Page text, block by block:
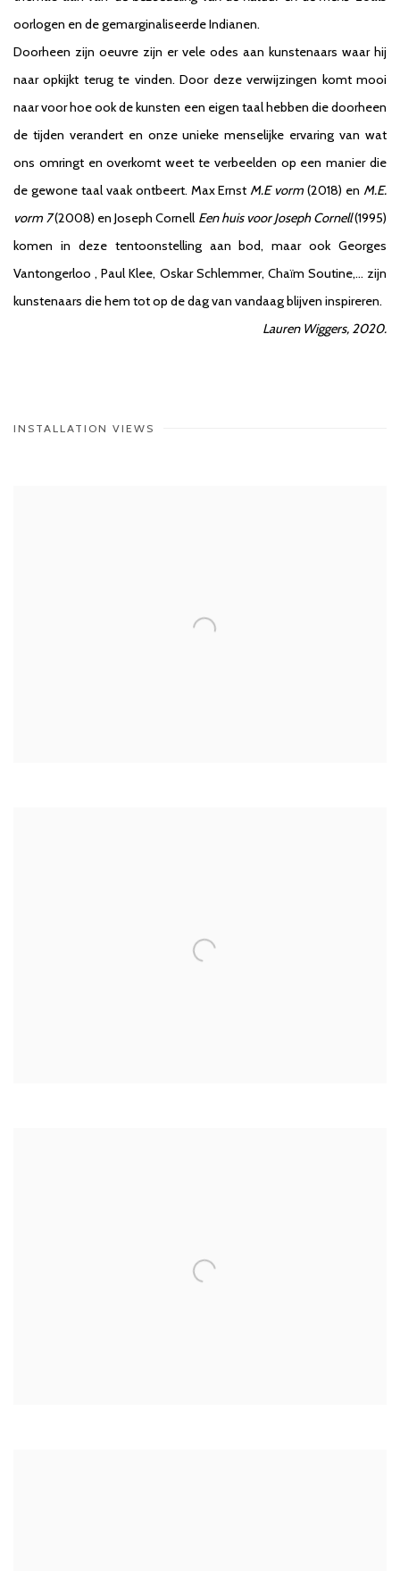
oorlogen en de gemarginaliseerde Indianen.
Doorheen zijn oeuvre zijn er vele odes aan kunstenaars waar hij
naar opkijkt terug te vinden. Door deze verwijzingen komt mooi
naar voor hoe ook de kunsten een eigen taal hebben die doorheen
de tijden verandert en onze unieke menselijke ervaring van wat
ons omringt en overkomt weet te verbeelden op een manier die
de gewone taal vaak ontbeert. Max ErnstM.E vorm(2018) enM.E.
vorm7(2008) en Joseph Cornell Een huis voor Joseph Cornell(1995)
komen in deze tentoonstelling aan bod, maar ook Georges
Vantongerloo , Paul Klee, Oskar Schlemmer, Chaïm Soutine,… zijn
kunstenaars die hem tot op de dag van vandaag blijven inspireren.
Lauren Wiggers, 2020.
INSTALLATION VIEWS